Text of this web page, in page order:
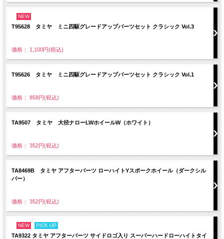
NEW
T95628 タミヤ ミニ四駆グレードアップパーツセット クラシック Vol.3
価格： 1,100円(税込)
T95626 タミヤ ミニ四駆グレードアップパーツセット クラシック Vol.1
価格： 858円(税込)
TA9507 タミヤ 大径ナローLWホイールW（ホワイト）
価格： 352円(税込)
TA8469B タミヤ アフターパーツ ローハイトYスポークホイール（ダークシル
バー）
価格： 352円(税込)
NEW PICK UP
TA9322 タミヤ アフターパーツ サイドロゴ入り スーパーハードローハイトタイ